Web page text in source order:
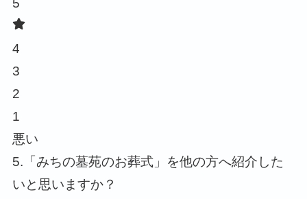
5
4
3
2
1
悪い
5.「みちの墓苑のお葬式」を他の方へ紹介した
いと思いますか？